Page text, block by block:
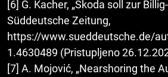
[6] G. Kacher, „Skoda soll zur
Süddeutsche Zeitung,
https://www.sueddeutsche.de/
1.4630489 (Pristupljeno
[7] A. Mojović, „Nearshoring the